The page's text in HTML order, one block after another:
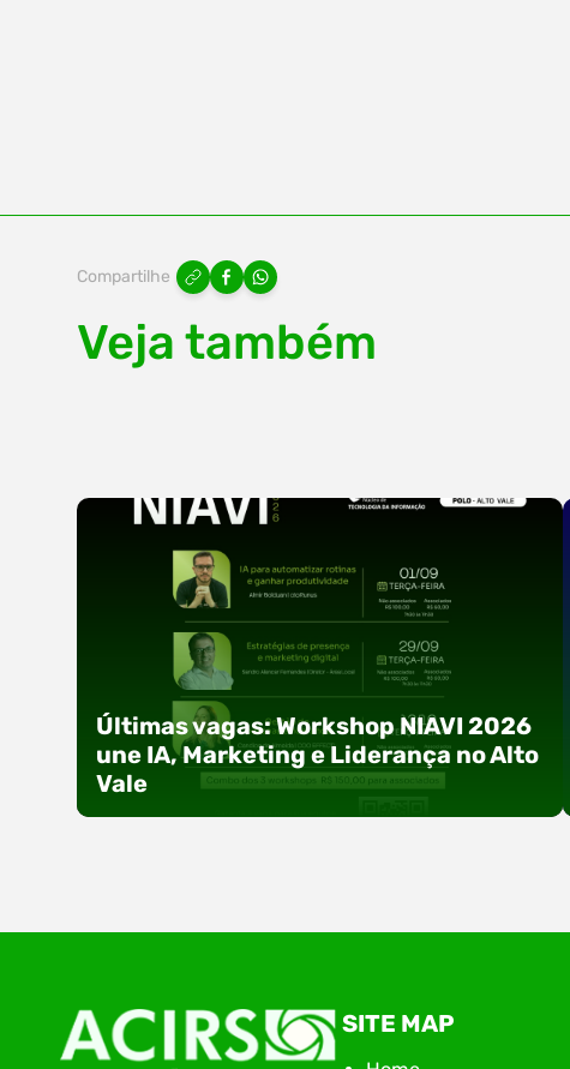
Compartilhe
Veja também
Últimas vagas: Workshop NIAVI 2026
une IA, Marketing e Liderança no Alto
Vale
Com o objetivo de impulsionar a produtividade, a
presença digital e a gestão nas empresas do
Alto Vale, o Núcleo de Tecnologia da Informação
SITE MAP